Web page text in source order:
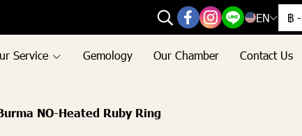
EN ฿ -
Service Gemology Our Chamber Contact Us
NO-Heated Ruby Ring